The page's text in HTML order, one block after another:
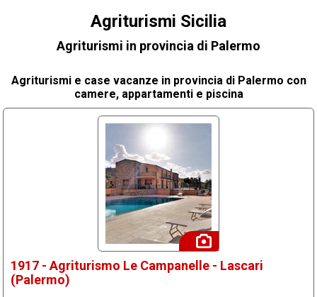
Agriturismi Sicilia
Agriturismi in provincia di Palermo
Agriturismi e case vacanze in provincia di Palermo con
camere, appartamenti e piscina
1917 - Agriturismo Le Campanelle - Lascari
(Palermo)